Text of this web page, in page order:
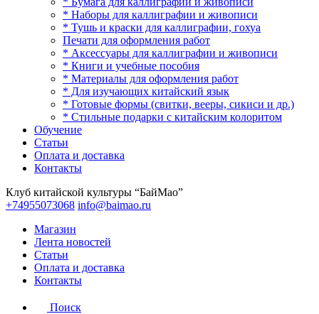
* Наборы для каллиграфии и живописи
* Тушь и краски для каллиграфии, гохуа
Печати для оформления работ
* Аксессуары для каллиграфии и живописи
* Книги и учебные пособия
* Материалы для оформления работ
* Для изучающих китайский язык
* Готовые формы (свитки, вееры, сикиси и др.)
* Стильные подарки с китайским колоритом
Обучение
Статьи
Оплата и доставка
Контакты
Клуб китайской культуры “БайМао”
+74955073068 info@baimao.ru
Магазин
Лента новостей
Статьи
Оплата и доставка
Контакты
Поиск